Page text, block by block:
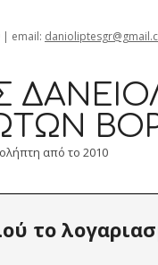
| email:
από το 2010
το